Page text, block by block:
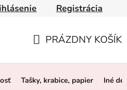
Ochrana osobných údajov
Registrácia
KOŠÍK
PRÁZDNY KOŠÍK
Tašky, krabice, papier Iné